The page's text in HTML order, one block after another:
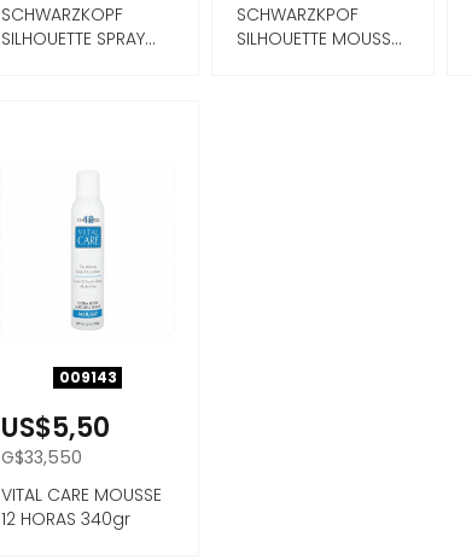
SCHWARZKOPF
SILHOUETTE SPRAY
SCHWARZKPOF
SILHOUETTE MOUSSE
009143
US$5,50
G$33,550
VITAL CARE MOUSSE
12 HORAS 340gr